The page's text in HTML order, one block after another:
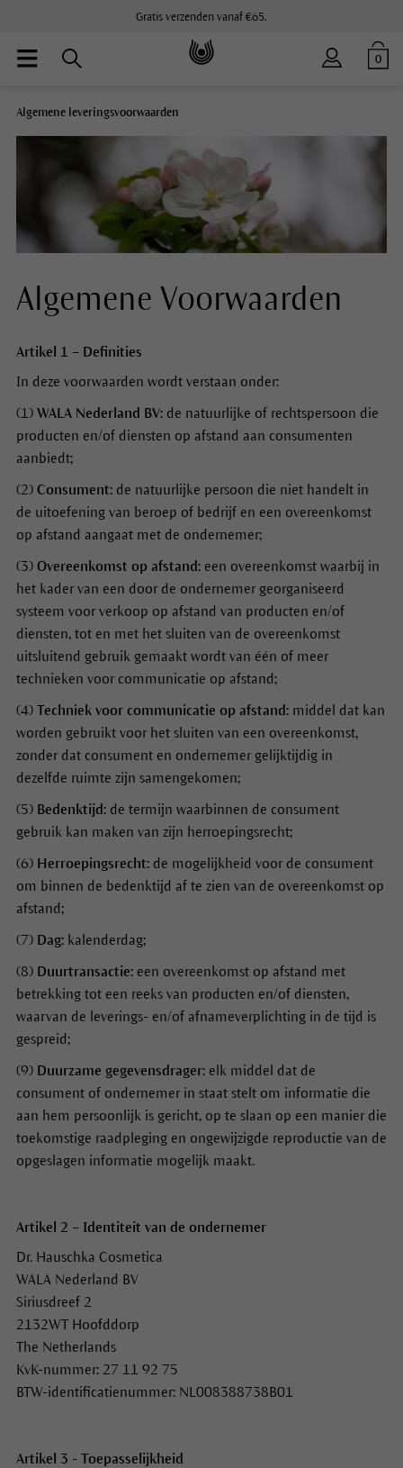
Gratis verzenden vanaf €65.
0
Algemene leveringsvoorwaarden
Algemene Voorwaarden
Artikel 1 – Definities
In deze voorwaarden wordt verstaan onder:
(1) WALA Nederland BV:de natuurlijke of rechtspersoon die
producten en/of diensten op afstand aan consumenten
aanbiedt;
(2) Consument:de natuurlijke persoon die niet handelt in
de uitoefening van beroep of bedrijf en een overeenkomst
op afstand aangaat met de ondernemer;
(3) Overeenkomst op afstand:een overeenkomst waarbij in
het kader van een door de ondernemer georganiseerd
systeem voor verkoop op afstand van producten en/of
diensten, tot en met het sluiten van de overeenkomst
uitsluitend gebruik gemaakt wordt van één of meer
technieken voor communicatie op afstand;
(4) Techniek voor communicatie op afstand:middel dat kan
worden gebruikt voor het sluiten van een overeenkomst,
zonder dat consument en ondernemer gelijktijdig in
dezelfde ruimte zijn samengekomen;
(5) Bedenktijd:de termijn waarbinnen de consument
gebruik kan maken van zijn herroepingsrecht;
(6) Herroepingsrecht:de mogelijkheid voor de consument
om binnen de bedenktijd af te zien van de overeenkomst op
afstand;
(7) Dag:kalenderdag;
(8) Duurtransactie:een overeenkomst op afstand met
betrekking tot een reeks van producten en/of diensten,
waarvan de leverings- en/of afnameverplichting in de tijd is
gespreid;
(9) Duurzame gegevensdrager:elk middel dat de
consument of ondernemer in staat stelt om informatie die
aan hem persoonlijk is gericht, op te slaan op een manier die
toekomstige raadpleging en ongewijzigde reproductie van de
opgeslagen informatie mogelijk maakt.
Artikel 2 – Identiteit van de ondernemer
Dr. Hauschka Cosmetica
WALA Nederland BV
Siriusdreef 2
2132WT Hoofddorp
The Netherlands
KvK-nummer: 27 11 92 75
BTW-identificatienummer: NL008388738B01
Artikel 3 - Toepasselijkheid